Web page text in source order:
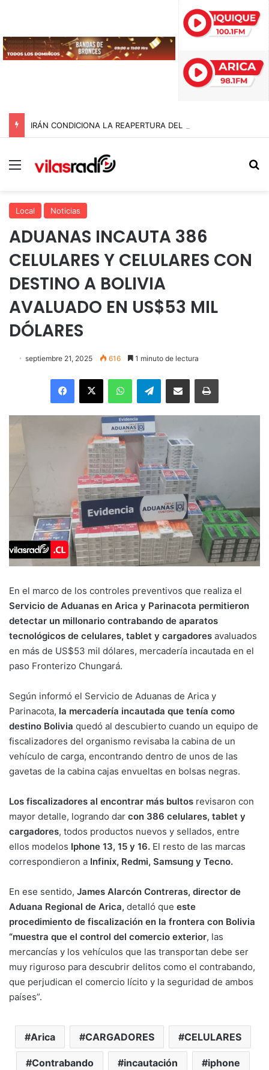
Menú
Local Noticias
ADUANAS INCAUTA 386
CELULARES Y CELULARES CON
DESTINO A BOLIVIA
AVALUADO EN US$53 MIL
DÓLARES
septiembre 21, 2025 616 1 minuto de lectura
Facebook
X WhatsAppTelegramEnviar vía email Imprimir
En el marco de los controles preventivos que realiza el
Servicio de Aduanas en Arica y Parinacota permitieron
detectar un millonario contrabando de aparatos
tecnológicos de celulares, tablet y cargadores avaluados
en más de US$53 mil dólares, mercadería incautada en el
paso Fronterizo Chungará.
Según informó el Servicio de Aduanas de Arica y
Parinacota, la mercadería incautada que tenía como
destino Bolivia quedó al descubierto cuando un equipo de
fiscalizadores del organismo revisaba la cabina de un
vehículo de carga, encontrando dentro de unos de las
gavetas de la cabina cajas envueltas en bolsas negras.
Los fiscalizadores al encontrar más bultos revisaron con
mayor detalle, logrando dar con 386 celulares, tablet y
cargadores, todos productos nuevos y sellados, entre
ellos modelos Iphone 13, 15 y 16. El resto de las marcas
correspondieron a Infinix, Redmi, Samsung y Tecno.
En ese sentido, James Alarcón Contreras, director de
Aduana Regional de Arica, detalló que este
procedimiento de fiscalización en la frontera con Bolivia
“muestra que el control del comercio exterior, las
mercancías y los vehículos que las transportan debe ser
muy riguroso para descubrir delitos como el contrabando,
que perjudican el comercio lícito y la seguridad de ambos
países”.
Arica CARGADORES CELULARES
Contrabando incautación iphone